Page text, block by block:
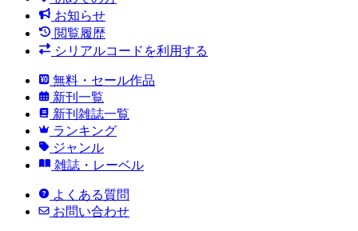
お知らせ
閲覧履歴
シリアルコードを利用する
無料・セール作品
新刊一覧
新刊雑誌一覧
ランキング
ジャンル
雑誌・レーベル
よくある質問
お問い合わせ